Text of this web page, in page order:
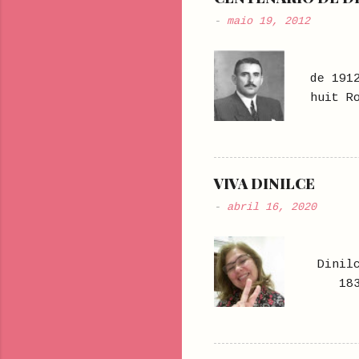
- maio 19, 2012
de
huit
era
VIVA DINILCE
- abril 16, 2020